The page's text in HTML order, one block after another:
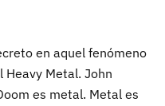
en aquel fenómeno
Heavy Metal. John
es metal. Metal es